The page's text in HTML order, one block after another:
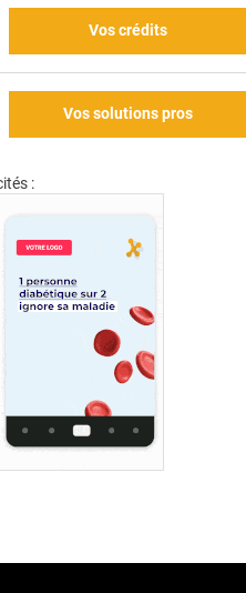
Vos crédits
Vos solutions pros
: